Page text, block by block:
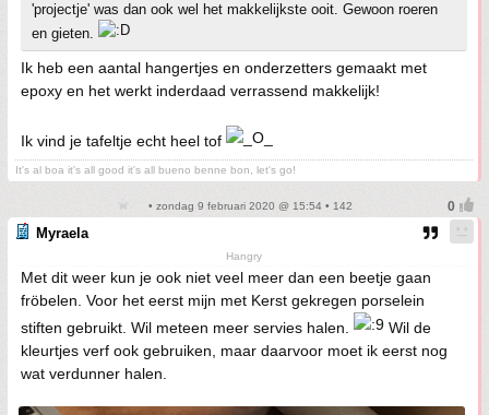
'projectje' was dan ook wel het makkelijkste ooit. Gewoon roeren
en gieten.
Ik heb een aantal hangertjes en onderzetters gemaakt met
epoxy en het werkt inderdaad verrassend makkelijk!
Ik vind je tafeltje echt heel tof
It's al boa it's all good it's all bueno benne bon, let's go!
• zondag 9 februari 2020 @ 15:54 • 142
Myraela
Hangry
Met dit weer kun je ook niet veel meer dan een beetje gaan
fröbelen. Voor het eerst mijn met Kerst gekregen porselein
stiften gebruikt. Wil meteen meer servies halen.
Wil de
kleurtjes verf ook gebruiken, maar daarvoor moet ik eerst nog
wat verdunner halen.